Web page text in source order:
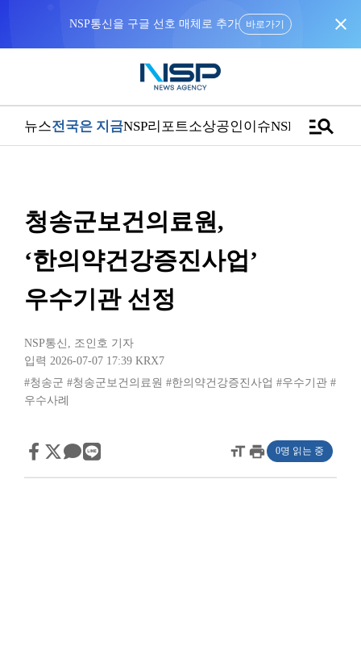
바로가기 close
뉴스전국은 지금NSP리포트소상공인이슈NSPTVmanage_search
청송군보건의료원,
‘한의약건강증진사업’
우수기관 선정
NSP통신 , 조인호 기자
입력 2026-07-07 17:39 KRX7
#청송군 #청송군보건의료원 #한의약건강증진사업 #우수기관 #
우수사례
format_sizeprint 0명 읽는 중